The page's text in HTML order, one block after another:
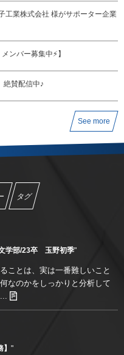
工業株式会社 様がサポーター企業
ンバー募集中⚡️】
絶賛配信中♪
See more
タグ
学部/23卒 玉野初季"
ことは、実は一番難しいこと
なのかをしっかりと分析して
"